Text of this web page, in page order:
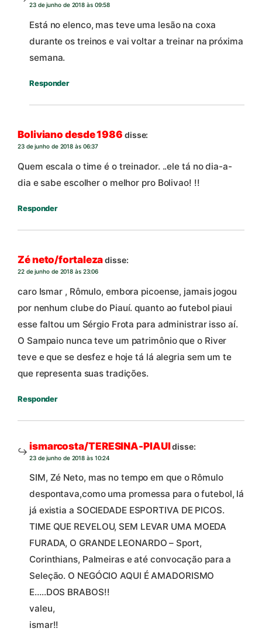
23 de junho de 2018 às 09:58
Está no elenco, mas teve uma lesão na coxa
durante os treinos e vai voltar a treinar na próxima
semana.
Responder
Boliviano desde 1986 disse:
23 de junho de 2018 às 06:37
Quem escala o time é o treinador. ..ele tá no dia-a-
dia e sabe escolher o melhor pro Bolivao! !!
Responder
Zé neto/fortalezadisse:
22 de junho de 2018 às 23:06
caro Ismar , Rômulo, embora picoense, jamais jogou
por nenhum clube do Piauí. quanto ao futebol piaui
esse faltou um Sérgio Frota para administrar isso aí.
O Sampaio nunca teve um patrimônio que o River
teve e que se desfez e hoje tá lá alegria sem um te
que representa suas tradições.
Responder
ismarcosta/TERESINA-PIAUIdisse:
23 de junho de 2018 às 10:24
SIM, Zé Neto, mas no tempo em que o Rômulo
despontava,como uma promessa para o futebol, lá
já existia a SOCIEDADE ESPORTIVA DE PICOS.
TIME QUE REVELOU, SEM LEVAR UMA MOEDA
FURADA, O GRANDE LEONARDO – Sport,
Corinthians, Palmeiras e até convocação para a
Seleção. O NEGÓCIO AQUI É AMADORISMO
E…..DOS BRABOS!!
valeu,
ismar!!